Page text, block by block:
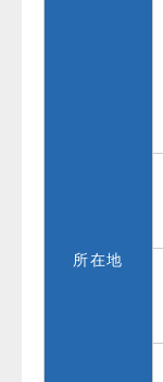
所在地